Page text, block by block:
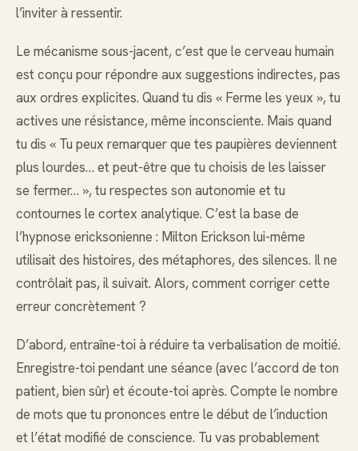
l’inviter à ressentir.
Le mécanisme sous-jacent, c’est que le cerveau humain
est conçu pour répondre aux suggestions indirectes, pas
aux ordres explicites. Quand tu dis « Ferme les yeux », tu
actives une résistance, même inconsciente. Mais quand
tu dis « Tu peux remarquer que tes paupières deviennent
plus lourdes… et peut-être que tu choisis de les laisser
se fermer… », tu respectes son autonomie et tu
contournes le cortex analytique. C’est la base de
l’hypnose ericksonienne : Milton Erickson lui-même
utilisait des histoires, des métaphores, des silences. Il ne
contrôlait pas, il suivait. Alors, comment corriger cette
erreur concrètement ?
D’abord, entraîne-toi à réduire ta verbalisation de moitié.
Enregistre-toi pendant une séance (avec l’accord de ton
patient, bien sûr) et écoute-toi après. Compte le nombre
de mots que tu prononces entre le début de l’induction
et l’état modifié de conscience. Tu vas probablement